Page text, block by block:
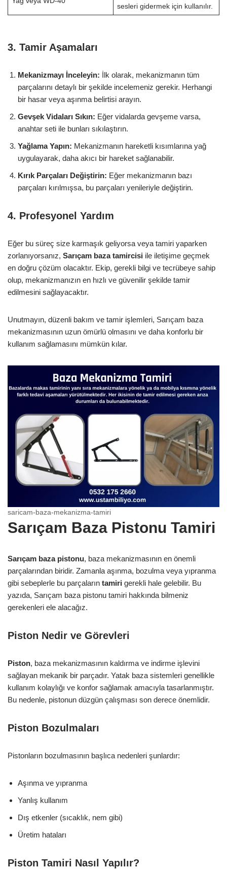
sesleri gidermek için kullanılır.
3. Tamir Aşamaları
Mekanizmayı İnceleyin: İlk olarak, mekanizmanın tüm
parçalarını detaylı bir şekilde incelemeniz gerekir. Herhangi
bir hasar veya aşınma belirtisi arayın.
Gevşek Vidaları Sıkın: Eğer vidalarda gevşeme varsa,
anahtar seti ile bunları sıkılaştırın.
Yağlama Yapın: Mekanizmanın hareketli kısımlarına yağ
uygulayarak, daha akıcı bir hareket sağlanabilir.
Kırık Parçaları Değiştirin: Eğer mekanizmanın bazı
parçaları kırılmışsa, bu parçaları yenileriyle değiştirin.
4. Profesyonel Yardım
Eğer bu süreç size karmaşık geliyorsa veya tamiri yaparken
zorlanıyorsanız, Sarıçam baza tamircisi ile iletişime geçmek
en doğru çözüm olacaktır. Ekip, gerekli bilgi ve tecrübeye sahip
olup, mekanizmanızın en hızlı ve güvenilir şekilde tamir
edilmesini sağlayacaktır.
Unutmayın, düzenli bakım ve tamir işlemleri, Sarıçam baza
mekanizmasının uzun ömürlü olmasını ve daha konforlu bir
kullanım sağlamasını mümkün kılar.
saricam-baza-mekanizma-tamiri
Sarıçam Baza Pistonu Tamiri
Sarıçam baza pistonu, baza mekanizmasının en önemli
parçalarından biridir. Zamanla aşınma, bozulma veya yıpranma
gibi sebeplerle bu parçaların tamiri gerekli hale gelebilir. Bu
yazıda, Sarıçam baza pistonu tamiri hakkında bilmeniz
gerekenleri ele alacağız.
Piston Nedir ve Görevleri
Piston, baza mekanizmasının kaldırma ve indirme işlevini
sağlayan mekanik bir parçadır. Yatak baza sistemleri genellikle
kullanım kolaylığı ve konfor sağlamak amacıyla tasarlanmıştır.
Bu nedenle, pistonun düzgün çalışması son derece önemlidir.
Piston Bozulmaları
Pistonların bozulmasının başlıca nedenleri şunlardır:
Aşınma ve yıpranma
Yanlış kullanım
Dış etkenler (sıcaklık, nem gibi)
Üretim hataları
Piston Tamiri Nasıl Yapılır?